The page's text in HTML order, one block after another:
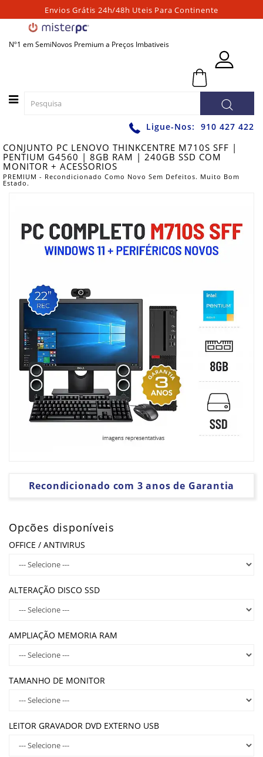
Envios Grátis 24h/48h Uteis Para Continente
Nº1 em SemiNovos Premium a Preços Imbativeis
Categorias
FIXOS
PARA
JOGOS
WORKSTATIONS
ACESSÓRIOS
SOFTWARE
Ligue-Nos: 910 427 422
CONJUNTO PC LENOVO THINKCENTRE M710S SFF |
PENTIUM G4560 | 8GB RAM | 240GB SSD COM
MONITOR + ACESSORIOS
PREMIUM - Recondicionado Como Novo Sem Defeitos. Muito Bom
Estado.
Recondicionado com 3 anos de Garantia
Opcões disponíveis
OFFICE / ANTIVIRUS
ALTERAÇÃO DISCO SSD
AMPLIAÇÃO MEMORIA RAM
TAMANHO DE MONITOR
LEITOR GRAVADOR DVD EXTERNO USB